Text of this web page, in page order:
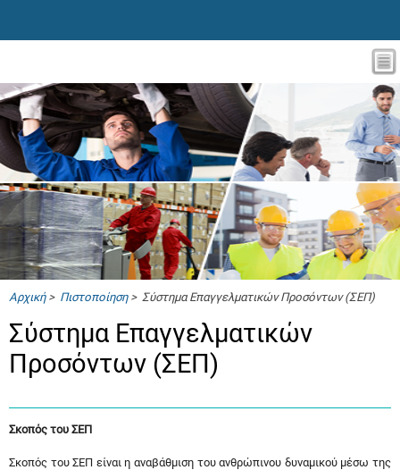
Αρχική> Πιστοποίηση> Σύστημα Επαγγελματικών Προσόντων (ΣΕΠ)
Σύστημα Επαγγελματικών
Προσόντων (ΣΕΠ)
Σκοπός του ΣΕΠ
Σκοπός του ΣΕΠ είναι η αναβάθμιση του ανθρώπινου δυναμικού μέσω της